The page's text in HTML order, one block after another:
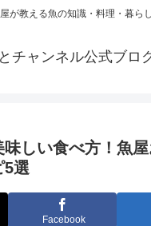
が教える魚の知識・料理・暮らし
チャンネル公式ブロ
味しい食べ方！魚
5選
Facebook